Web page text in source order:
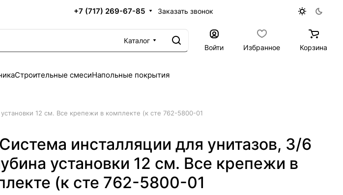
+7 (717) 269-67-85 Заказать звонок
Каталог
Войти
Избранное Корзина
Строительные смесиНапольные покрытия
12 см. Все крепежи в комплекте (к сте 762-5800-01
инсталляции для унитазов, 3/6
установки 12 см. Все крепежи в
(к сте 762-5800-01